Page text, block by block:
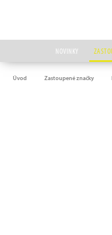
NOVINKY
Úvod Zastoupené značky